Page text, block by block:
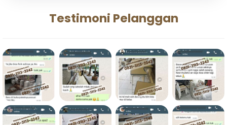
Testimoni Pelanggan